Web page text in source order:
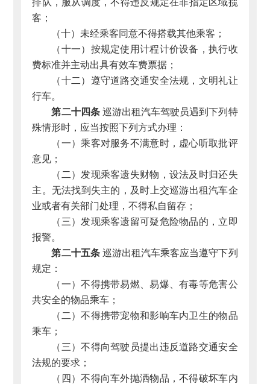
客；
（十）未经乘客同意不得搭载其他乘客；
（十一）按规定使用计程计价设备，执行收
费标准并主动出具有效车费票据；
（十二）遵守道路交通安全法规，文明礼让
行车。
第二十四条巡游出租汽车驾驶员遇到下列特
殊情形时，应当按照下列方式办理：
（一）乘客对服务不满意时，虚心听取批评
意见；
（二）发现乘客遗失财物，设法及时归还失
主。无法找到失主的，及时上交巡游出租汽车企
业或者有关部门处理，不得私自留存；
（三）发现乘客遗留可疑危险物品的，立即
报警。
第二十五条巡游出租汽车乘客应当遵守下列
规定：
（一）不得携带易燃、易爆、有毒等危害公
共安全的物品乘车；
（二）不得携带宠物和影响车内卫生的物品
乘车；
（三）不得向驾驶员提出违反道路交通安全
法规的要求；
（四）不得向车外抛洒物品，不得破坏车内